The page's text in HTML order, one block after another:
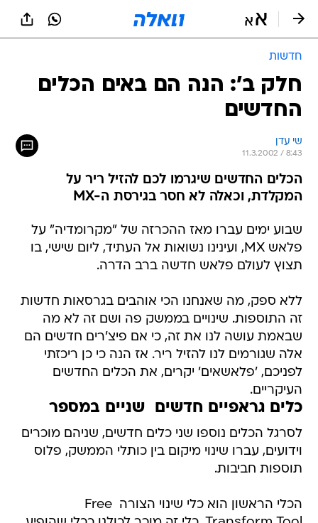
חדשות
חלק ב': הנה הם באים הכלים
החדשים
שי עדן
11.3.2002 / 8:43
הכלים החדשים שיגרמו לכם להזיל ריר על
המקלדת, וכאלה לא חסר בגירסת ה-MX
שבוע ימים עברו מאז ההכרזה של "מקרומדיה" על
פלאש MX, ועינינו נשואות אל העתיד, ליום שישי, בו
תצוץ לעולם פלאש חדשה ברב הדרה.
ללא ספק, מה שאנחנו הכי אוהבים בגרסאות חדשות
זה התוספות. שינויים בממשק פה ושם זה לא מה
שבאמת עושה לנו את זה, כי אם פיצ'רים חדשים הם
אלה שגורמים לנו להזיל ריר. אז הנה כי כן ריכזתי
לפניכם, 'פלאשאים' יקרים, את הכלים החדשים
העיקריים.
כלים גראפיים חדשים  שניים במספר
לסרגל הכלים נוספו שני כלים חדשים, שניהם מוכרים
וידועים, עברו שינוי מיקום בין כותלי הממשק, פלוס
תוספות חביבות.
הכלי הראשון הוא כלי שינוי הצורה  Free